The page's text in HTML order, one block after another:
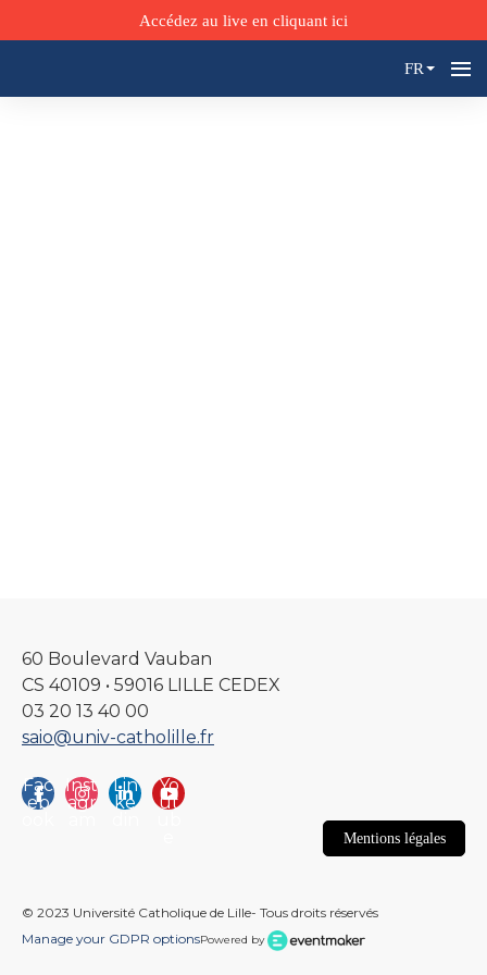
Accédez au live en cliquant ici
FR
60 Boulevard Vauban
CS 40109 • 59016 LILLE CEDEX
03 20 13 40 00
saio@univ-catholille.fr
Fac
eb
Inst
agr
Lin
ke
Yo
ut
Mentions légales
© 2023 Université Catholique de Lille- Tous droits réservés
Manage your GDPR optionsPowered by